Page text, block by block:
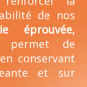
de nos
éprouvée,
permet de
conservant
et sur